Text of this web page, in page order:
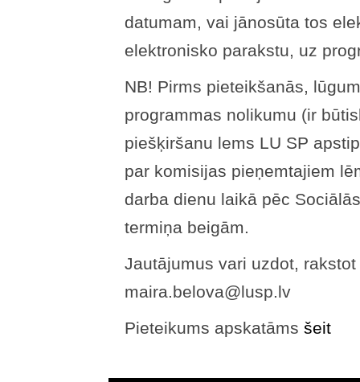
datumam, vai jānosūta tos
elektronisko parakstu, uz
NB! Pirms pieteikšanās,
programmas nolikumu (ir
piešķiršanu lems LU SP
par komisijas pieņemtajiem
darba dienu laikā pēc
termiņa beigām.
Jautājumus vari uzdot,
maira.belova@lusp.lv
Pieteikums apskatāms šeit